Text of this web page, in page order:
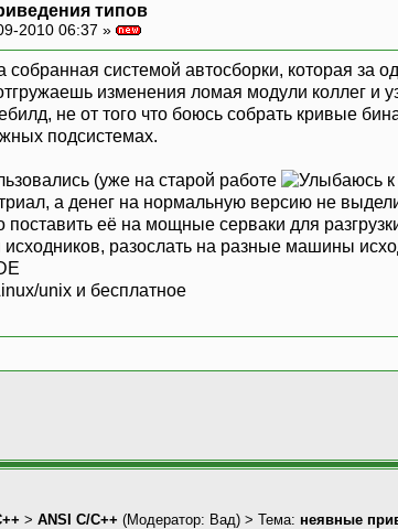
типов
2010 06:37 »
собранная системой автосборки, которая
изменения ломая модули коллег и
не от того что боюсь собрать кривые
подсистемах.
(уже на старой работе
а денег на нормальную версию не
поставить её на мощные серваки для
исходников, разослать на разные машины
unix и бесплатное
> ANSI С/С++ (Модератор: Вад) > Тема: неявные